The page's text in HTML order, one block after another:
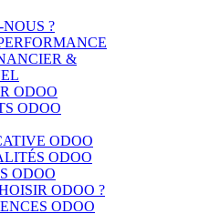
?
&
ODOO
ODOO
ODOO
ODOO
ODOO
ODOO ?
ODOO